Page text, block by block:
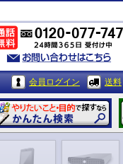
会員ログイン 送料